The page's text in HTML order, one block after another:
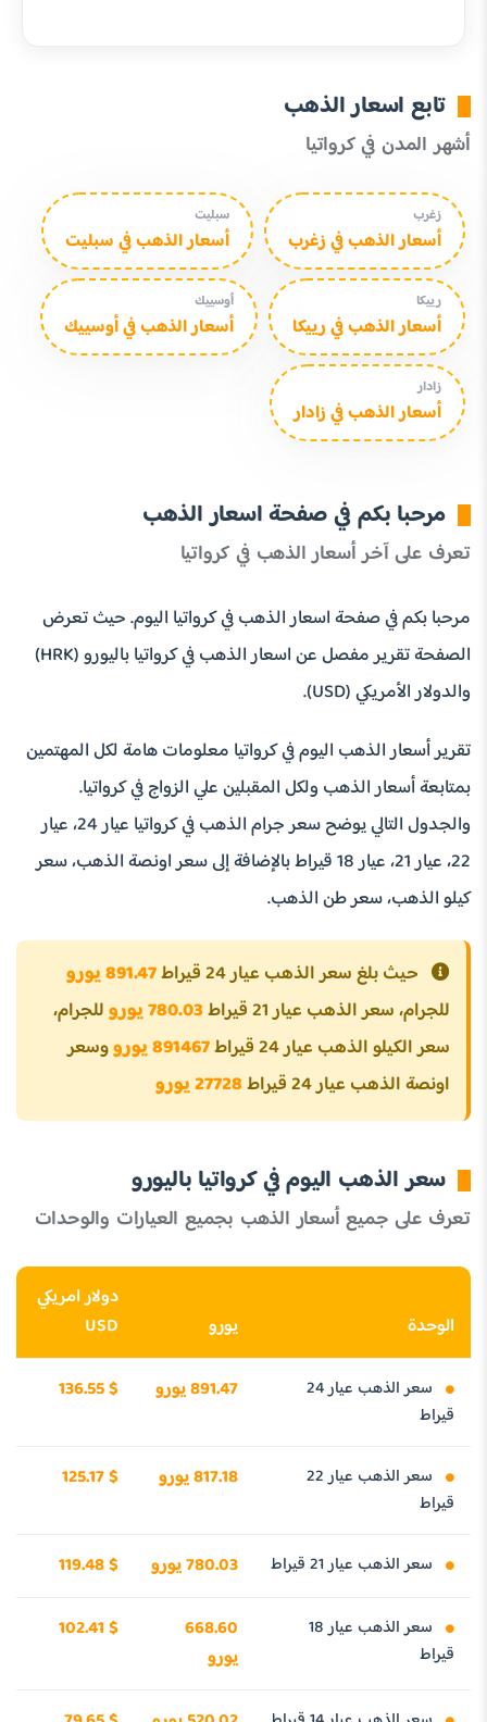
تابع اسعار الذهب
أشهر المدن في كرواتيا
زغرب
أسعار الذهب في زغرب
سبليت
أسعار الذهب في سبليت
رييكا
أسعار الذهب في رييكا
أوسييك
أسعار الذهب في أوسييك
زادار
أسعار الذهب في زادار
مرحبا بكم في صفحة اسعار الذهب
تعرف على آخر أسعار الذهب في كرواتيا
مرحبا بكم في صفحة اسعار الذهب في كرواتيا اليوم. حيث تعرض
الصفحة تقرير مفصل عن اسعار الذهب في كرواتيا باليورو (HRK)
والدولار الأمريكي (USD).
تقرير أسعار الذهب اليوم في كرواتيا معلومات هامة لكل المهتمين
بمتابعة أسعار الذهب ولكل المقبلين علي الزواج في كرواتيا.
والجدول التالي يوضح سعر جرام الذهب في كرواتيا عيار 24، عيار
22، عيار 21، عيار 18 قيراط بالإضافة إلى سعر اونصة الذهب، سعر
كيلو الذهب، سعر طن الذهب.
حيث بلغ سعر الذهب عيار 24 قيراط
891.47 يورو
للجرام، سعر الذهب عيار 21 قيراط
780.03 يورو
للجرام،
سعر الكيلو الذهب عيار 24 قيراط
891467 يورو
وسعر
اونصة الذهب عيار 24 قيراط
27728 يورو
سعر الذهب اليوم في كرواتيا باليورو
تعرف على جميع أسعار الذهب بجميع العيارات والوحدات
الوحدة يورو
دولار امريكي
USD
سعر الذهب عيار 24
قيراط
891.47 يورو 136.55 $
سعر الذهب عيار 22
قيراط
817.18 يورو 125.17 $
سعر الذهب عيار 21 قيراط 780.03 يورو 119.48 $
سعر الذهب عيار 18
قيراط
668.60
يورو
102.41 $